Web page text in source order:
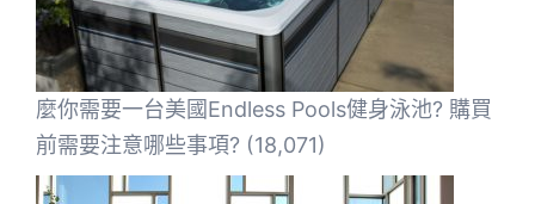
麼你需要一台美國Endless Pools健身泳池? 購買
前需要注意哪些事項? (18,071)